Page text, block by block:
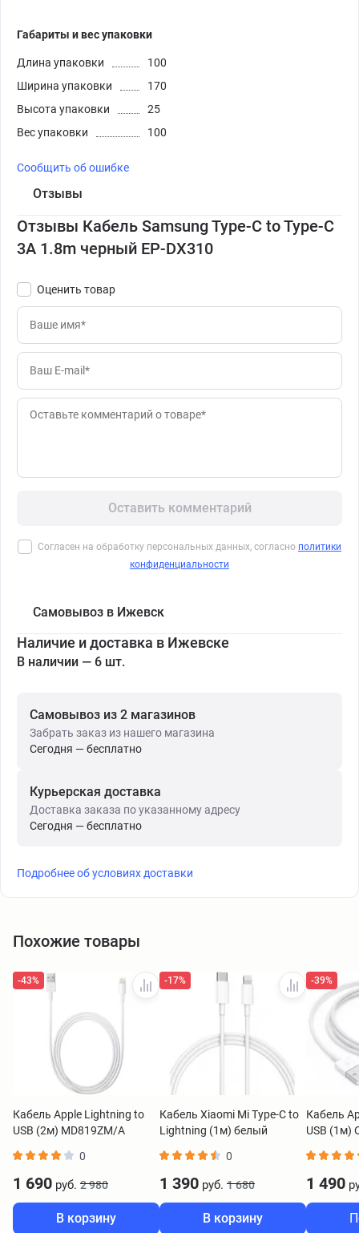
Габариты и вес упаковки
Длина упаковки
100
Ширина упаковки
170
Высота упаковки
25
Вес упаковки
100
Сообщить об ошибке
Отзывы
Отзывы Кабель Samsung Type-C to Type-C
3A 1.8m черный EP-DX310
Оценить товар
Оставить комментарий
Согласен на обработку персональных данных, согласно политики
конфиденциальности
Самовывоз в Ижевск
Наличие и доставка в Ижевске
В наличии — 6 шт.
Самовывоз из 2 магазинов
Забрать заказ из нашего магазина
Сегодня — бесплатно
Курьерская доставка
Доставка заказа по указанному адресу
Сегодня — бесплатно
Подробнее об условиях доставки
Похожие товары
-43%
Кабель Apple Lightning to
USB (2м) MD819ZM/A
0
1 690 руб. 2 980
В корзину
-17%
Кабель Xiaomi Mi Type-C to
Lightning (1м) белый
0
1 390 руб. 1 680
В корзину
-39%
Кабель
USB (1м)
1 490